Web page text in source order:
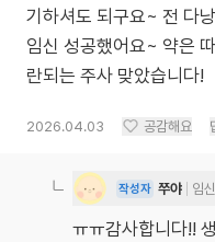
기하셔도 되구요~ 전 다
임신 성공했어요~ 약은
란되는 주사 맞았습니다!
2026.04.03 공감해요
작성자 쭈야 임
ㅠㅠ감사합니다!!